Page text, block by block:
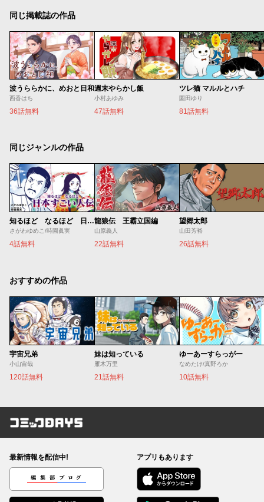
同じ掲載誌の作品
波うららかに、めおと日和
西香はち
36話無料
週末やらかし飯
小村あゆみ
47話無料
ツレ猫 マルルとハチ
園田ゆり
81話無料
同じジャンルの作品
知るほど なるほど 日本すごい人伝
さがわゆめこ/時園眞実
4話無料
龍狼伝 王霸立国編
山原義人
22話無料
望郷太郎
山田芳裕
26話無料
おすすめの作品
宇宙兄弟
小山宙哉
120話無料
妹は知っている
雁木万里
21話無料
ゆーあーすらっがー
なめたけ/真野ろか
10話無料
コミックDAYS
最新情報を配信中!
編集部ブログ
アプリもあります